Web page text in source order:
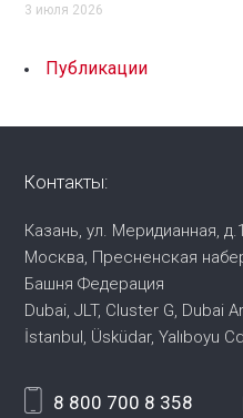
3 июля 2026
Публикации
Контакты:
Казань, ул. Меридианная, д.1
Москва, Пресненская
Башня Федерация
Dubai, JLT, Cluster G, Dubai
İstanbul, Üsküdar, Yalıboyu
8 800 700 8 358